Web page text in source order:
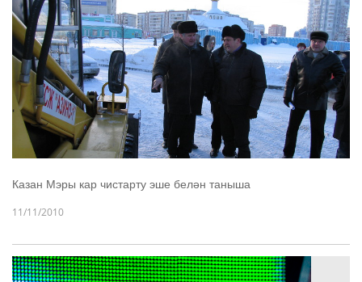
Казан Мэры кар чистарту эше белән таныша
11/11/2010